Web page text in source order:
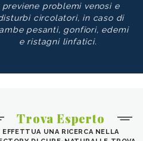
previene problemi venosi e
circolatori, in caso di
pesanti, gonfiori, edemi
e ristagni linfatici.
Trova Esperto
EFFETTUA UNA RICERCA NELLA